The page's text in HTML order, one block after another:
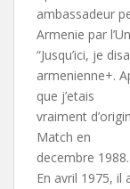
ambassadeur
Armenie par
“Jusqu’ici, je
armenienne+.
que j’etais
vraiment
Match en
decembre 1988.
En avril 1975, il